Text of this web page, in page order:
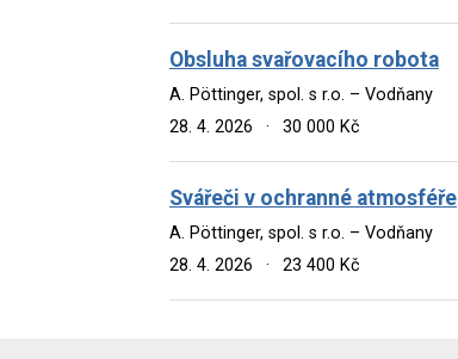
Obsluha svařovacího robota
A. Pöttinger, spol. s r.o. – Vodňany
28. 4. 2026
· 30 000 Kč
Svářeči v ochranné atmosféře
A. Pöttinger, spol. s r.o. – Vodňany
28. 4. 2026
· 23 400 Kč